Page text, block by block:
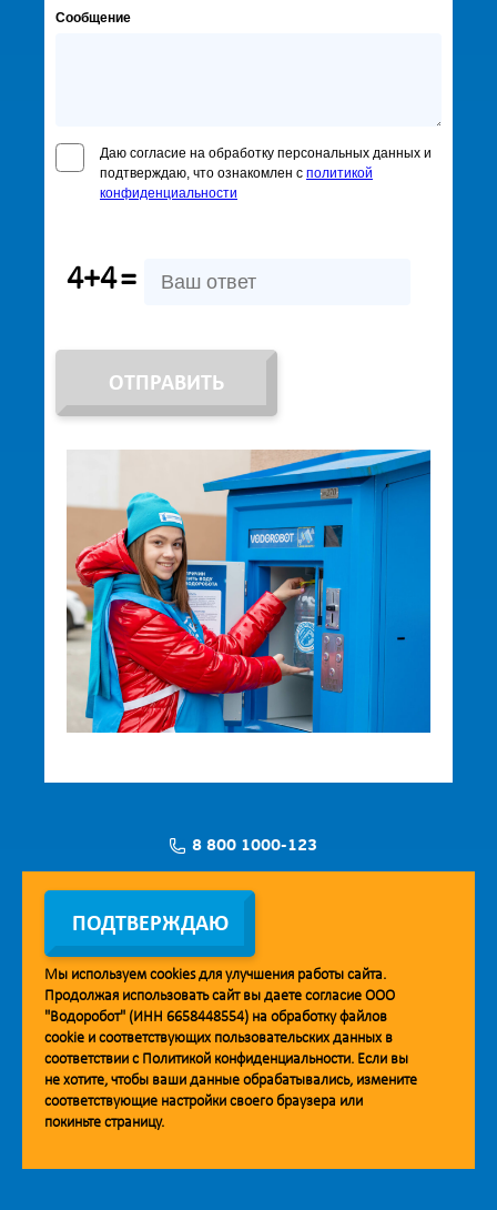
Сообщение
Даю согласие на обработку персональных данных и
подтверждаю, что ознакомлен с политикой
конфиденциальности
4+4=
ОТПРАВИТЬ
8 800 1000-123
Заявка на установку
Мобильное приложение Vodorobot
ПОДТВЕРЖДАЮ
Мы используем cookiesдля улучшения работы сайта.
Продолжая использовать сайт вы даете согласие ООО
"Водоробот" (ИНН 6658448554) на обработку файлов
cookie и соответствующих пользовательских данных в
соответствии с Политикой конфиденциальности. Если вы
не хотите, чтобы ваши данные обрабатывались, измените
соответствующие настройки своего браузера или
покиньте страницу.